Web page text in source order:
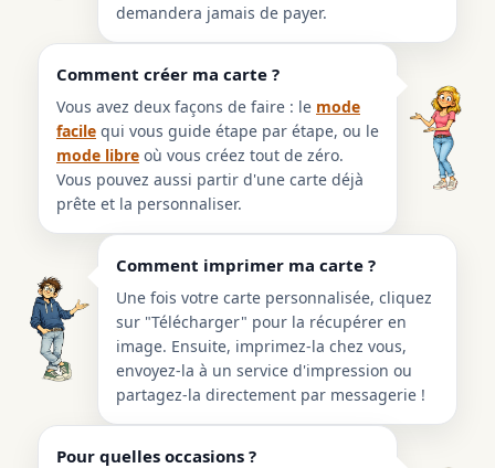
demandera jamais de payer.
Comment créer ma carte ?
Vous avez deux façons de faire : le mode
facile qui vous guide étape par étape, ou le
mode libre où vous créez tout de zéro.
Vous pouvez aussi partir d'une carte déjà
prête et la personnaliser.
Comment imprimer ma carte ?
Une fois votre carte personnalisée, cliquez
sur "Télécharger" pour la récupérer en
image. Ensuite, imprimez-la chez vous,
envoyez-la à un service d'impression ou
partagez-la directement par messagerie !
Pour quelles occasions ?